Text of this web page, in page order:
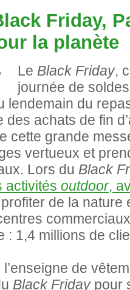
Friday,
la planète
Le Black Friday,
journée de
lendemain du
des achats de fin
cette grande
vertueux et
Lors du Black
activités outdoor,
de la nature
: 1,4 millions de
de
Black Fridaypour